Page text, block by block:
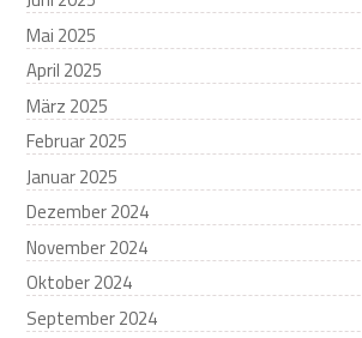
Mai 2025
April 2025
März 2025
Februar 2025
Januar 2025
Dezember 2024
November 2024
Oktober 2024
September 2024